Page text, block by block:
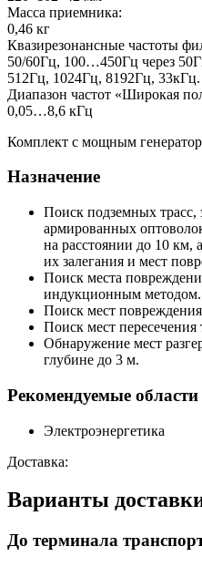
Масса приемника:
0,46 кг
Квазирезонансные частоты
50/60Гц, 100…450Гц через
512Гц, 1024Гц, 8192Гц, 33кГц.
Диапазон частот «Широкая
0,05…8,6 кГц
Комплект с мощным
Назначение
Поиск подземных трасс,
армированных
на расстоянии до 10 км,
их залегания и мест
Поиск места
индукционным методом.
Поиск мест
Поиск мест пересечения
Обнаружение мест
глубине до 3 м.
Рекомендуемые
Электроэнергетика
Доставка:
Варианты
До терминала